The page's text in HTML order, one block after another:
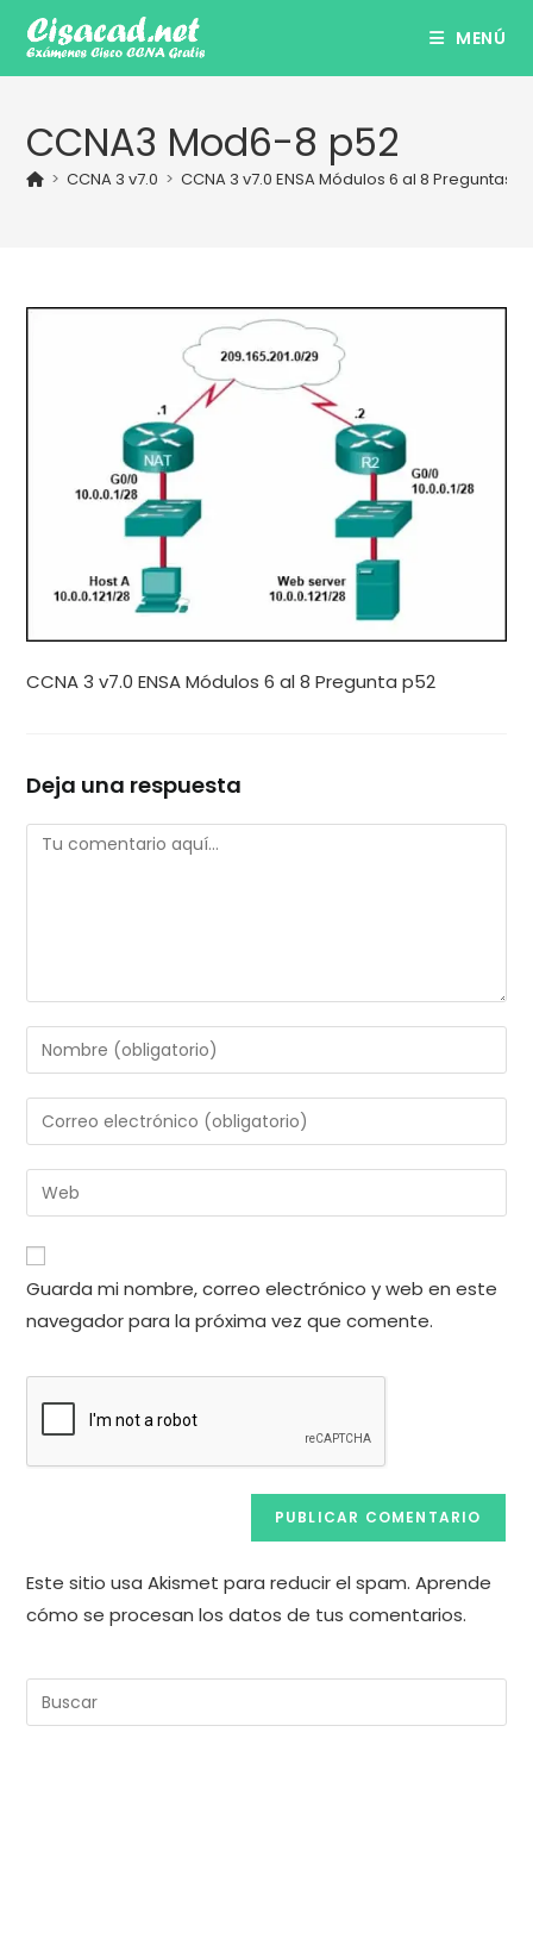
contenido
MENÚ
CCNA3 Mod6-8 p52
> CCNA 3 v7.0 > CCNA 3 v7.0 ENSA Módulos 6 al 8 Preguntas
CCNA 3 v7.0 ENSA Módulos 6 al 8 Pregunta p52
Deja una respuesta
Comentario
Introduce
tu
nombre
de
usuario
para
comentar
Introduce
tu
dirección
de
electrónico
para
comentar
Introduce
la
URL
de
tu
web
Guarda mi nombre, correo electrónico y web en este
navegador para la próxima vez que comente.
Este sitio usa Akismet para reducir el spam.Aprende
cómo se procesan los datos de tus comentarios.